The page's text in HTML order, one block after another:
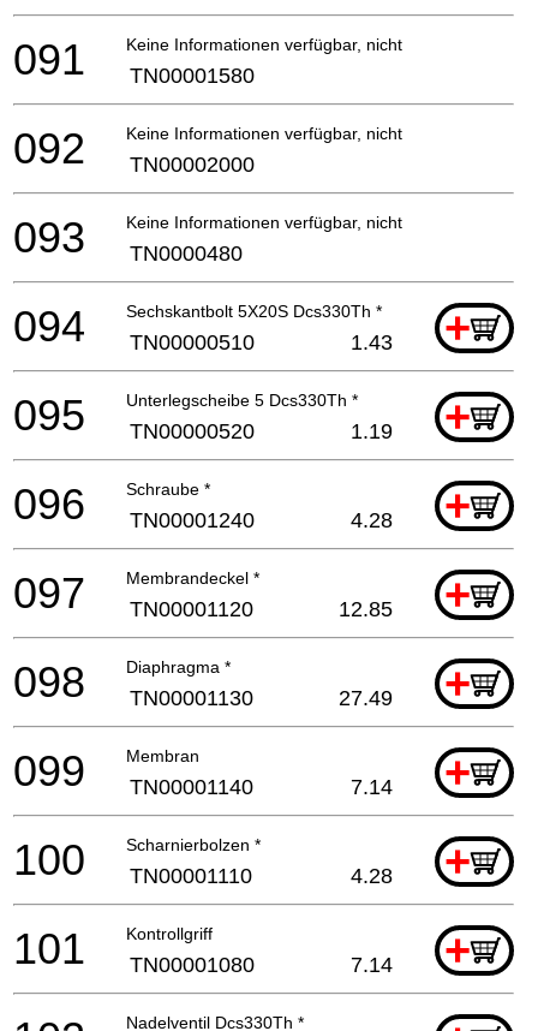
Keine Informationen verfügbar, nicht bestellbar
091 TN00001580
Keine Informationen verfügbar, nicht bestellbar
092 TN00002000
Keine Informationen verfügbar, nicht bestellbar
093 TN0000480
Sechskantbolt 5X20S Dcs330Th * +
094 TN00000510 1.43
Unterlegscheibe 5 Dcs330Th * +
095 TN00000520 1.19
Schraube * +
096 TN00001240 4.28
Membrandeckel * +
097 TN00001120 12.85
Diaphragma * +
098 TN00001130 27.49
Membran +
099 TN00001140 7.14
Scharnierbolzen * +
100 TN00001110 4.28
Kontrollgriff +
101 TN00001080 7.14
Nadelventil Dcs330Th *